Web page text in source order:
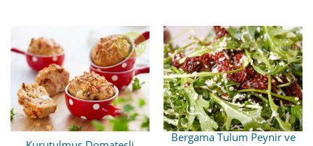
Bergama Tulum Peynir ve